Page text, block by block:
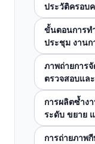
ประวัติครอบ
ขั้นตอนการท
ประชุม งานก
ภาพถ่ายการ
ตรวจสอบแล
การผลิตซ้ำง
ระดับ ขยาย
การถ่ายภาพ